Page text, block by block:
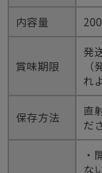
内容量
賞味期限
発
れ
保存方法
直
だ
・
な